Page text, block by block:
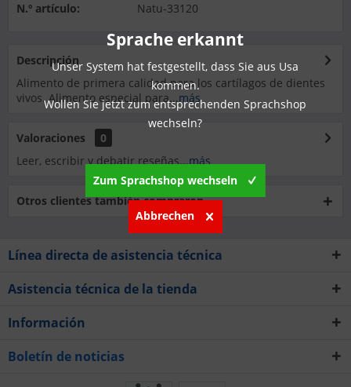
N.º artículo: Natu-33120
Descripción
Alimento de primera calidad para los cartílagos de dientes
vivos. Alimento especial para...más
Valoraciones
0
Leer, escribir y debatir reseñas...más
Otros clientes también compraron
Línea directa de asistencia técnica
Asistencia técnica de la tienda
Información
Boletín de noticias
Sprache erkannt
Unser System hat festgestellt, dass Sie aus Usa
kommen.
Wollen Sie jetzt zum entsprechenden Sprachshop
wechseln?
Zum Sprachshop wechseln
Abbrechen